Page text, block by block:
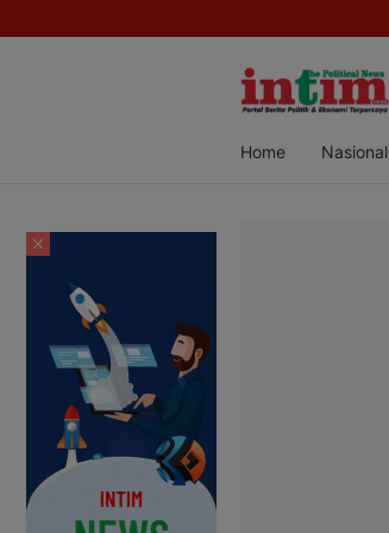
Sabu di Pangkalan Bun, Dua Pelaku Diamankan
Home Nasional